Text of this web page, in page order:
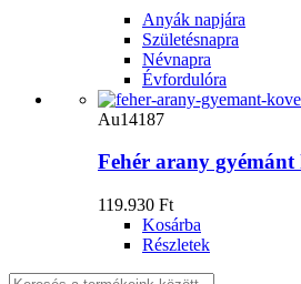
Anyák napjára
Születésnapra
Névnapra
Évfordulóra
Au14187
Fehér arany gyémánt
119.930 Ft
Kosárba
Részletek